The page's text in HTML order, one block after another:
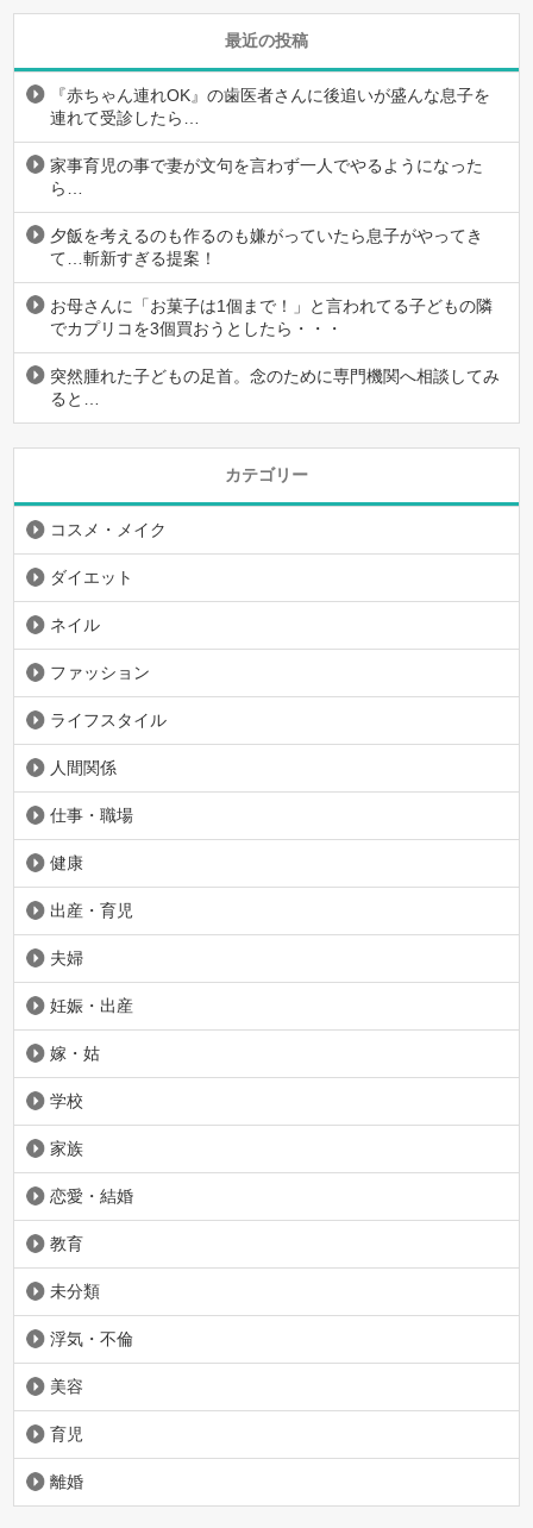
最近の投稿
『赤ちゃん連れOK』の歯医者さんに後追いが盛んな息子を
連れて受診したら…
家事育児の事で妻が文句を言わず一人でやるようになった
ら…
夕飯を考えるのも作るのも嫌がっていたら息子がやってき
て…斬新すぎる提案！
お母さんに「お菓子は1個まで！」と言われてる子どもの隣
でカプリコを3個買おうとしたら・・・
突然腫れた子どもの足首。念のために専門機関へ相談してみ
ると…
カテゴリー
コスメ・メイク
ダイエット
ネイル
ファッション
ライフスタイル
人間関係
仕事・職場
健康
出産・育児
夫婦
妊娠・出産
嫁・姑
学校
家族
恋愛・結婚
教育
未分類
浮気・不倫
美容
育児
離婚